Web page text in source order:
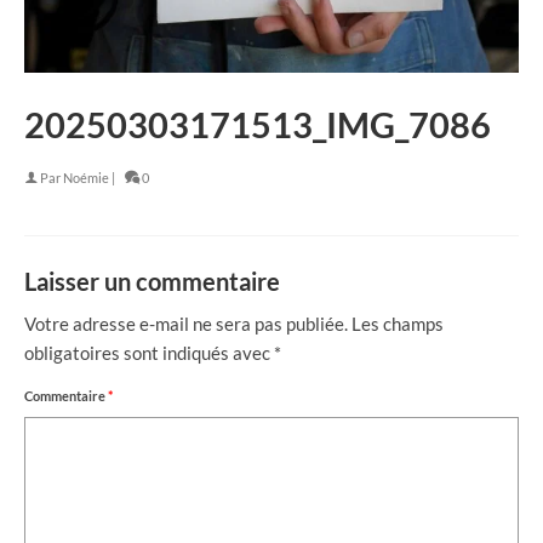
20250303171513_IMG_7086
Par Noémie | 0
Laisser un commentaire
Votre adresse e-mail ne sera pas publiée. Les champs
obligatoires sont indiqués avec *
Commentaire*